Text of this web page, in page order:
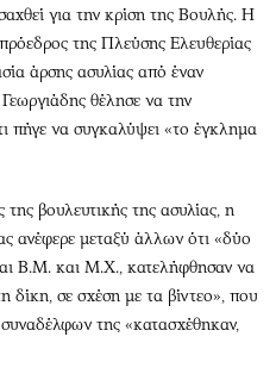
για την κρίση της Βουλής. Η
της Πλεύσης Ελευθερίας
άρσης ασυλίας από έναν
θέλησε να την
πήγε να συγκαλύψει «το έγκλημα
βουλευτικής της ασυλίας, η
ανέφερε μεταξύ άλλων ότι «δύο
Β.Μ. και Μ.Χ., κατελήφθησαν να
δίκη, σε σχέση με τα βίντεο», που
συναδέλφων της «κατασχέθηκαν,